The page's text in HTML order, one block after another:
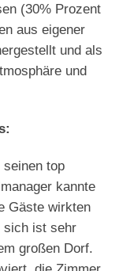
(30% Prozent
aus eigener
und als
und
top
kannte
Gäste wirkten
sich ist sehr
großen Dorf.